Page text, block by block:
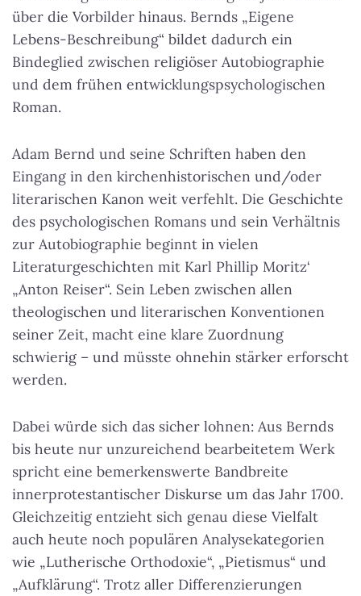
über die Vorbilder hinaus. Bernds „Eigene
Lebens-Beschreibung“ bildet dadurch ein
Bindeglied zwischen religiöser Autobiographie
und dem frühen entwicklungspsychologischen
Roman.
Adam Bernd und seine Schriften haben den
Eingang in den kirchenhistorischen und/oder
literarischen Kanon weit verfehlt. Die Geschichte
des psychologischen Romans und sein Verhältnis
zur Autobiographie beginnt in vielen
Literaturgeschichten mit Karl Phillip Moritz‘
„Anton Reiser“. Sein Leben zwischen allen
theologischen und literarischen Konventionen
seiner Zeit, macht eine klare Zuordnung
schwierig – und müsste ohnehin stärker erforscht
werden.
Dabei würde sich das sicher lohnen: Aus Bernds
bis heute nur unzureichend bearbeitetem Werk
spricht eine bemerkenswerte Bandbreite
innerprotestantischer Diskurse um das Jahr 1700.
Gleichzeitig entzieht sich genau diese Vielfalt
auch heute noch populären Analysekategorien
wie „Lutherische Orthodoxie“, „Pietismus“ und
„Aufklärung“. Trotz aller Differenzierungen